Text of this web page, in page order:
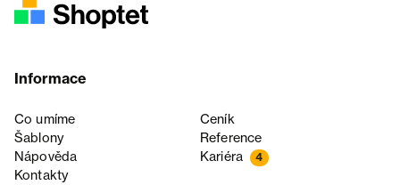
Informace
Co umíme
Ceník
Šablony
Reference
Nápověda
Kariéra 4
Kontakty